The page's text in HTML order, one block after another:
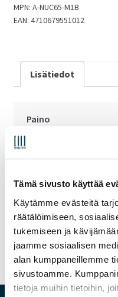
Tämä sivusto käyttää
Käytämme evästeitä
räätälöimiseen,
tukemiseen ja
jaamme sosiaalisen
alan kumppaneillemme
sivustoamme.
tietoja muihin tietoihin,
MPN: A-NUC65-M1B
EAN: 4710679551012
Lisätiedot
Paino
Toimitusaika
Toimitusaika päivinä